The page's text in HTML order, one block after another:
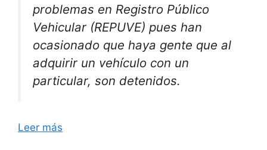
problemas en Registro Público
Vehicular (REPUVE) pues han
ocasionado que haya gente que al
adquirir un vehículo con un
particular, son detenidos.
Leer más